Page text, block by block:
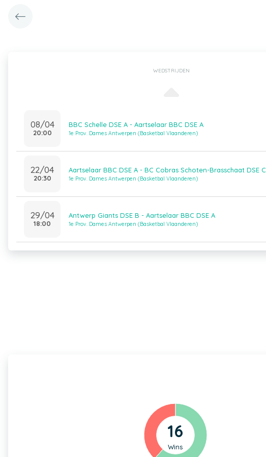
WEDSTRIJDEN
08/04
20:00
BBC Schelle DSE A - Aartselaar BBC DSE A
1e Prov. Dames Antwerpen (Basketbal Vlaanderen)
22/04
20:30
Aartselaar BBC DSE A - BC Cobras Schoten-Brasschaat DSE C
1e Prov. Dames Antwerpen (Basketbal Vlaanderen)
29/04
18:00
Antwerp Giants DSE B - Aartselaar BBC DSE A
1e Prov. Dames Antwerpen (Basketbal Vlaanderen)
16
Wins